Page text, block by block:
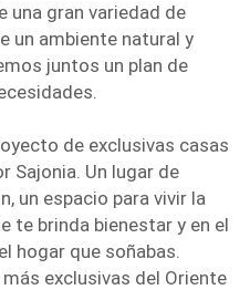
una gran variedad de
un ambiente natural y
juntos un plan de
de exclusivas casas
Sajonia. Un lugar de
un espacio para vivir la
te brinda bienestar y en el
hogar que soñabas.
exclusivas del Oriente